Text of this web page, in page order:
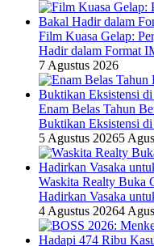
Film Kuasa Gelap:
Hadir dalam Format
7 Agustus 2026
Enam Belas Tahun
Buktikan Eksistensi di
5 Agustus 20265
Waskita Realty Buka
Hadirkan Vasaka
4 Agustus 20264